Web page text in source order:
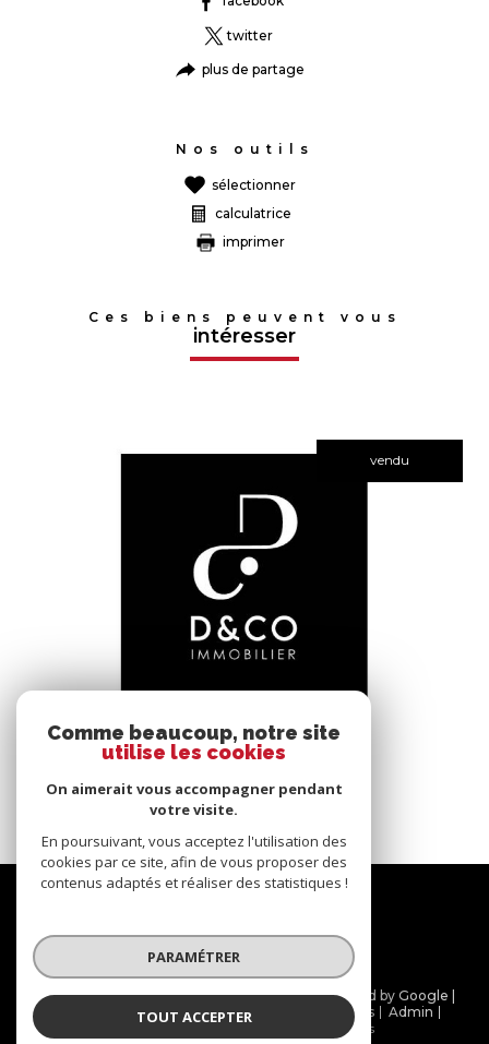
twitter
plus de partage
Nos outils
sélectionner
calculatrice
imprimer
Ces biens peuvent vous
intéresser
vendu
voir le bien
Bâgé-le-Châtel (01380)
Nous
© 2026 | Tous droits réservés | Traduction powered by Google |
Nos honoraires
Plan du site Mentions légales
Admin
Partenaires
Politique RGPD Cookies
Comme beaucoup, notre site
utilise les cookies
On aimerait vous accompagner pendant
votre visite.
En poursuivant, vous acceptez l'utilisation des
cookies par ce site, afin de vous proposer des
contenus adaptés et réaliser des statistiques !
PARAMÉTRER
TOUT ACCEPTER